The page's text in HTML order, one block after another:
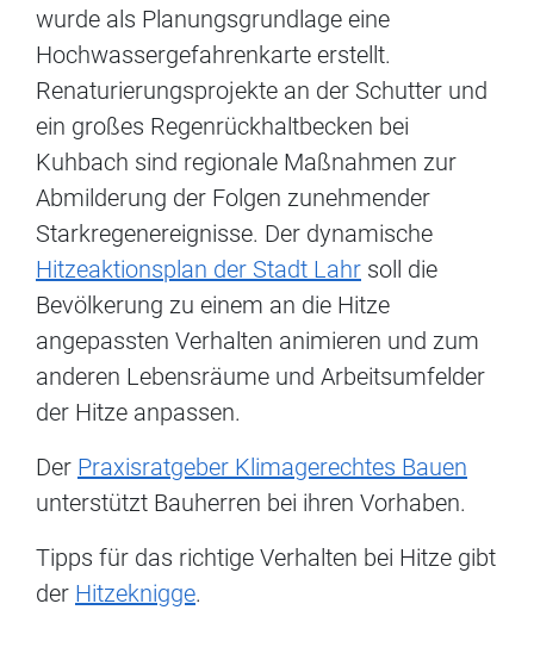
wurde als Planungsgrundlage eine
Hochwassergefahrenkarte erstellt.
Renaturierungsprojekte an der Schutter und
ein großes Regenrückhaltbecken bei
Kuhbach sind regionale Maßnahmen zur
Abmilderung der Folgen zunehmender
Starkregenereignisse. Der dynamische
Hitzeaktionsplan der Stadt Lahr soll die
Bevölkerung zu einem an die Hitze
angepassten Verhalten animieren und zum
anderen Lebensräume und Arbeitsumfelder
der Hitze anpassen.
Der Praxisratgeber Klimagerechtes Bauen
unterstützt Bauherren bei ihren Vorhaben.
Tipps für das richtige Verhalten bei Hitze gibt
der Hitzeknigge.